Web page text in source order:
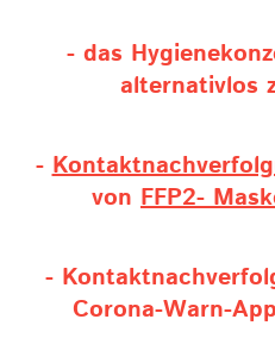
- das
alternativlos
-
von FFP2-
-
Corona-Warn-